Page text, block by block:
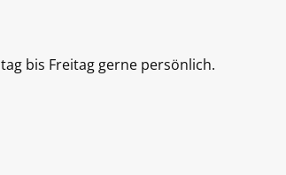
bis Freitag gerne persönlich.